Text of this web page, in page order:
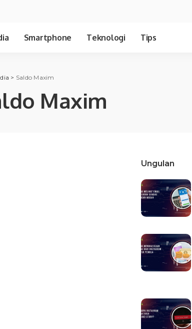
Smartphone Teknologi Tips
> Saldo Maxim
Maxim
Ungulan